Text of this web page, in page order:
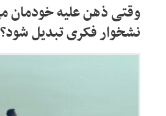
وقتی ذهن علیه خودمان
نشخوار فکری تبدیل شود؟